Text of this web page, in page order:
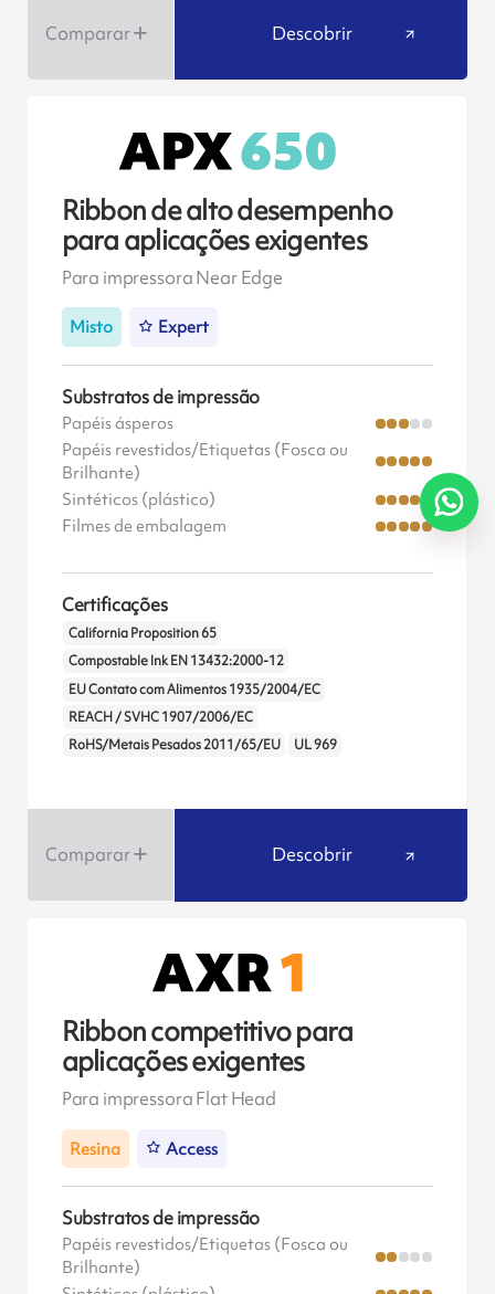
Comparar Descobrir
Ribbon de alto desempenho
para aplicações exigentes
Para impressora Near Edge
Misto Expert
Substratos de impressão
Papéis ásperos
Papéis revestidos/Etiquetas (Fosca ou
Brilhante)
Sintéticos (plástico)
Filmes de embalagem
Certificações
California Proposition 65
Compostable Ink EN 13432:2000-12
EU Contato com Alimentos 1935/2004/EC
REACH / SVHC 1907/2006/EC
RoHS/Metais Pesados 2011/65/EU
UL 969
Comparar Descobrir
Ribbon competitivo para
aplicações exigentes
Para impressora Flat Head
Resina Access
Substratos de impressão
Papéis revestidos/Etiquetas (Fosca ou
Brilhante)